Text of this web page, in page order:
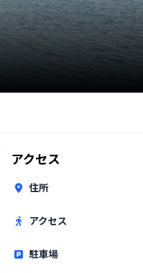
アクセス
住所
アクセス
駐車場